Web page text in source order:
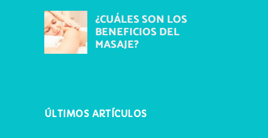
¿CUÁLES SON LOS
BENEFICIOS DEL
MASAJE?
ÚLTIMOS ARTÍCULOS